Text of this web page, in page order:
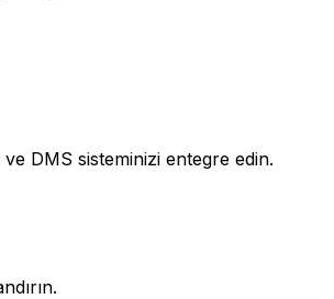
DMS sisteminizi entegre edin.